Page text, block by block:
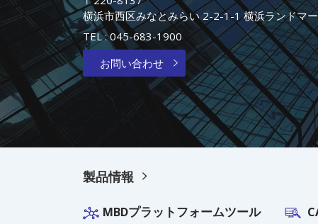
横浜市西区みなとみらい 2-2-1-1 横浜ランドマ
TEL :045-683-1900
お問い合わせ
製品情報
MBDプラットフォームツール